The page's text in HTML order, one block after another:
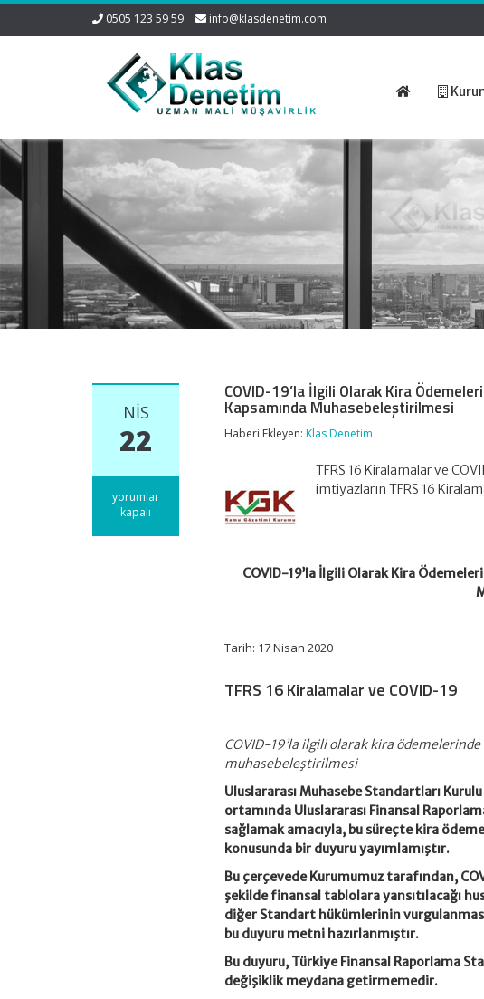
0505 123 59 59 info@klasdenetim.com
NIS
22
COVID-
19’la
yorumlar
kapalı
COVID-19’la İlgili Olarak Kira
Kapsamında Muhasebeleştirilmesi
Haberi Ekleyen:Klas Denetim
TFRS 16 Kiralamalar ve
imtiyazların TFRS 16
COVID-19’la İlgili Olarak Kira
Tarih: 17 Nisan 2020
TFRS 16 Kiralamalar ve COVID-19
COVID-19’la ilgili olarak kira
muhasebeleştirilmesi
Uluslararası Muhasebe Standartları
ortamında Uluslararası Finansal
sağlamak amacıyla, bu süreçte kira
konusunda bir duyuru yayımlamıştır.
Bu çerçevede Kurumumuz tarafından,
şekilde finansal tablolara yansıtılacağı
diğer Standart hükümlerinin
bu duyuru metni hazırlanmıştır.
Bu duyuru, Türkiye Finansal Raporlama
değişiklik meydana getirmemedir.